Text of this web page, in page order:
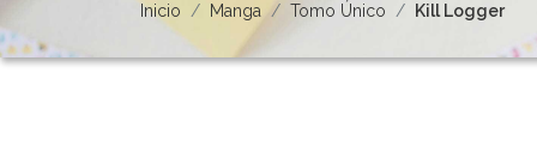
Inicio Manga Tomo Único Kill Logger